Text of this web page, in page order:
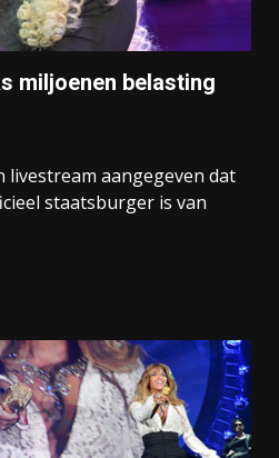
miljoenen belasting
livestream aangegeven dat
staatsburger is van